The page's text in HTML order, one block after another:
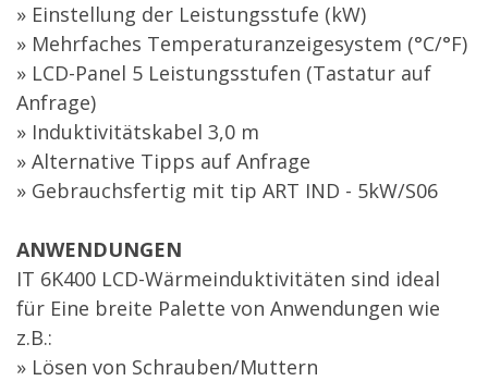
» Einstellung der Leistungsstufe (kW)
» Mehrfaches Temperaturanzeigesystem (°C/°F)
» LCD-Panel 5 Leistungsstufen (Tastatur auf
Anfrage)
» Induktivitätskabel 3,0 m
» Alternative Tipps auf Anfrage
» Gebrauchsfertig mit tip ART IND - 5kW/S06
ANWENDUNGEN
IT 6K400 LCD-Wärmeinduktivitäten sind ideal
für Eine breite Palette von Anwendungen wie
z.B.:
» Lösen von Schrauben/Muttern